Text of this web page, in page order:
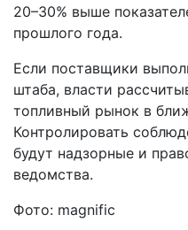
20–30% выше
прошлого года.
Если поставщики
штаба, власти
топливный рынок в
Контролировать
будут надзорные и
ведомства.
Фото: magnific